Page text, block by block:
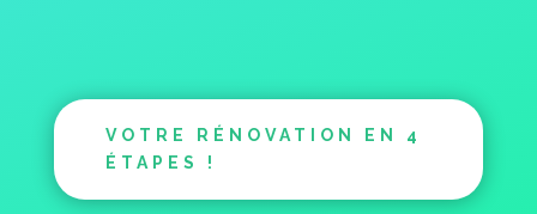
VOTRE RÉNOVATION EN 4
ÉTAPES !